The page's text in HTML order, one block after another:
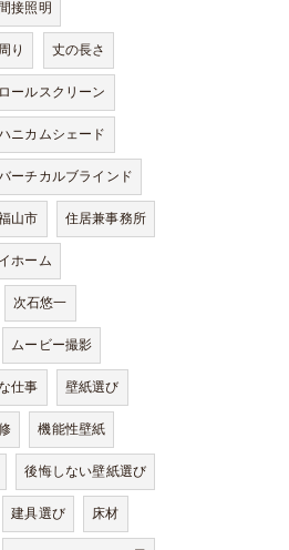
接照明
り
丈の長さ
ロールスクリーン
ニカムシェード
ーチカルブラインド
山市
住居兼事務所
ホーム
次石悠一
ムービー撮影
仕事
壁紙選び
機能性壁紙
後悔しない壁紙選び
建具選び
床材